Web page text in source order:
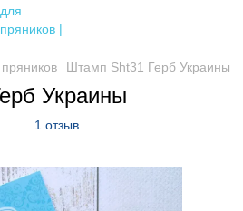
Штамп Sht31 Герб Украины
Украины
1 отзыв